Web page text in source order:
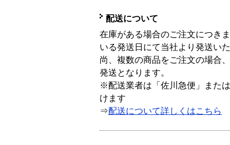
配送について
在庫がある場合のご注文につき
いる発送日にて当社より発送い
尚、複数の商品をご注文の場合
発送となります。
※配送業者は「佐川急便」また
けます
⇒配送について詳しくはこちら